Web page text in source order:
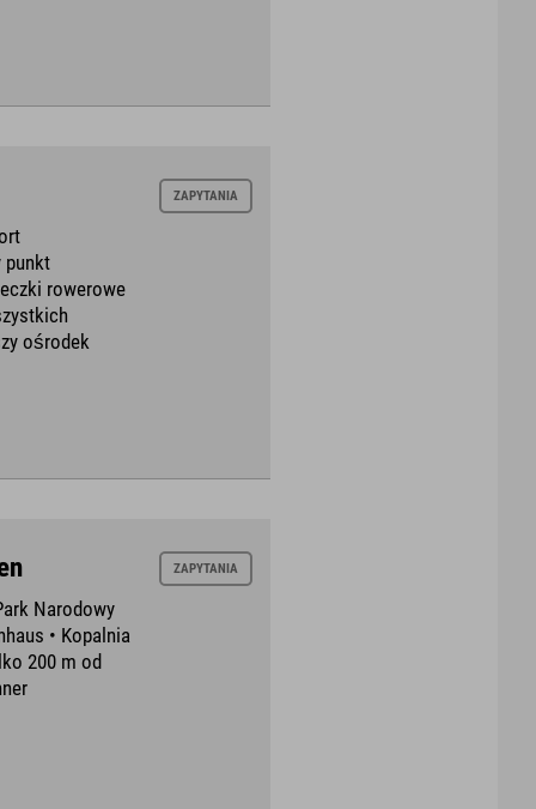
punkt
rowerowe
ośrodek
ZAPYTANIA
Narodowy
• Kopalnia
200 m od
ZAPYTANIA